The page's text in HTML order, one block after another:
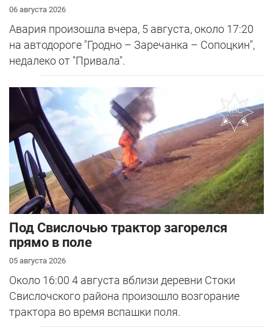
06 августа 2026
Авария произошла вчера, 5 августа, около 17:20
на автодороге "Гродно – Заречанка – Сопоцкин",
недалеко от "Привала".
Под Свислочью трактор загорелся
прямо в поле
05 августа 2026
Около 16:00 4 августа вблизи деревни Стоки
Свислочского района произошло возгорание
трактора во время вспашки поля.